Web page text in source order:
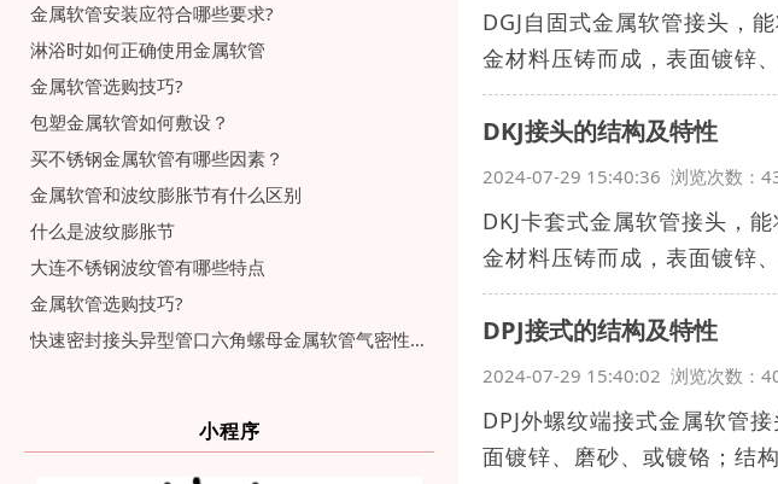
金属软管安装应符合哪些要求?
淋浴时如何正确使用金属软管
金属软管选购技巧?
包塑金属软管如何敷设？
买不锈钢金属软管有哪些因素？
金属软管和波纹膨胀节有什么区别
什么是波纹膨胀节
大连不锈钢波纹管有哪些特点
金属软管选购技巧?
快速密封接头异型管口六角螺母金属软管气密性测试有什么解决方案
小程序
DGJ自固式金属软管接头，
金材料压铸而成，表面镀锌
DKJ接头的结构及特性
2024-07-29 15:40:36 浏览次数：
DKJ卡套式金属软管接头，
金材料压铸而成，表面镀锌
DPJ接式的结构及特性
2024-07-29 15:40:02 浏览次数：
DPJ外螺纹端接式金属软管
面镀锌、磨砂、或镀铬；结